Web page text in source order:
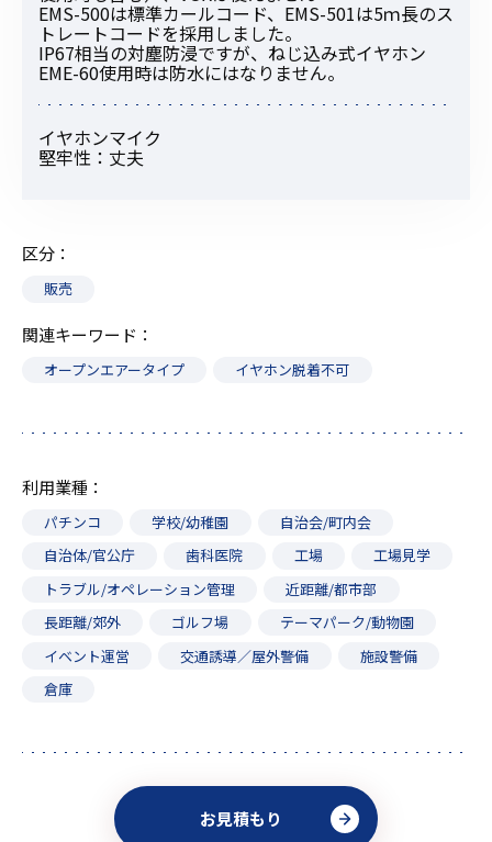
EMS-500は標準カールコード、EMS-501は5ｍ長のス
トレートコードを採用しました。
IP67相当の対塵防浸ですが、ねじ込み式イヤホン
EME-60使用時は防水にはなりません。
イヤホンマイク
堅牢性：丈夫
区分
販売
関連キーワード
オープンエアータイプ イヤホン脱着不可
利用業種
パチンコ 学校/幼稚園
自治会/町内会
自治体/官公庁
歯科医院 工場
工場見学
トラブル/オペレーション管理
近距離/都市部
長距離/郊外
ゴルフ場
テーマパーク/動物園
イベント運営
交通誘導／屋外警備
施設警備
倉庫
お見積もり